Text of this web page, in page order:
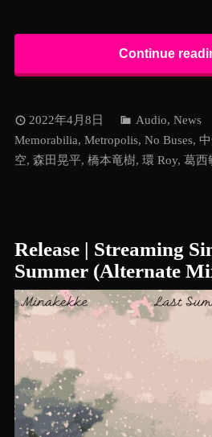
Continue
2022年4月8日 Audio, News
Memorabilia, Metropolis, No Buses,
空, 森田晃平, 橋本竜樹, 環 Roy, 葛西
Release | Streaming
Summer (Alternate